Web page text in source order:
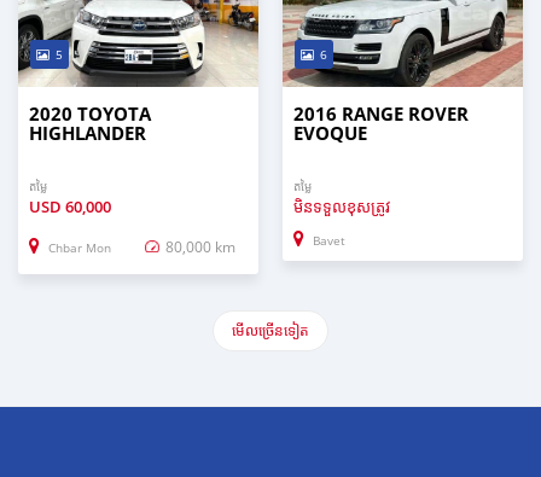
5
2020 TOYOTA
HIGHLANDER
តម្លៃ
USD 60,000
Chbar Mon 80,000 km
6
2016 RANGE ROVER
EVOQUE
តម្លៃ
មិនទទួលខុសត្រូវ
Bavet
មើល​ច្រើន​ទៀត